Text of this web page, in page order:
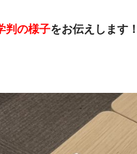
判の様子をお伝えします！